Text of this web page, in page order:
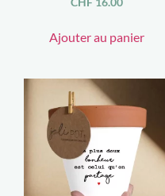
Ajouter au panier